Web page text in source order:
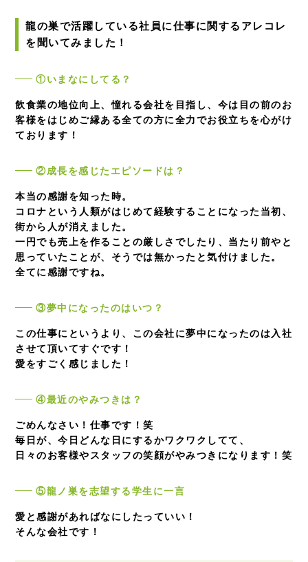
龍の巣で活躍している社員に仕事に関するアレコレ
を聞いてみました！
①いまなにしてる？
飲食業の地位向上、憧れる会社を目指し、今は目の前のお
客様をはじめご縁ある全ての方に全力でお役立ちを心がけ
ております！
②成長を感じたエピソードは？
本当の感謝を知った時。
コロナという人類がはじめて経験することになった当初、
街から人が消えました。
一円でも売上を作ることの厳しさでしたり、当たり前やと
思っていたことが、そうでは無かったと気付けました。
全てに感謝ですね。
③夢中になったのはいつ？
この仕事にというより、この会社に夢中になったのは入社
させて頂いてすぐです！
愛をすごく感じました！
④最近のやみつきは？
ごめんなさい！仕事です！笑
毎日が、今日どんな日にするかワクワクしてて、
日々のお客様やスタッフの笑顔がやみつきになります！笑
⑤龍ノ巣を志望する学生に一言
愛と感謝があればなにしたっていい！
そんな会社です！